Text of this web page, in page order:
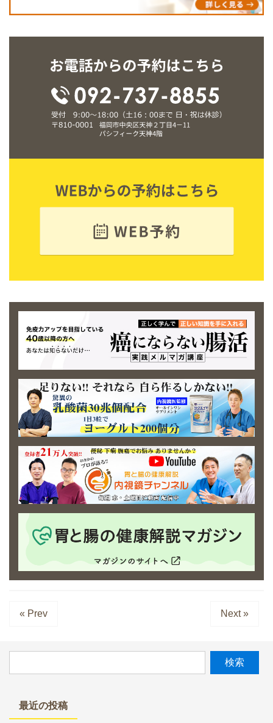
« Prev Next »
最近の投稿